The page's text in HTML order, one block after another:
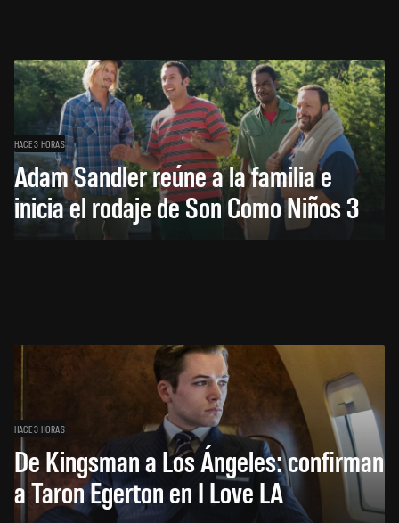
HACE 3 HORAS
Adam Sandler reúne a la familia e
inicia el rodaje de Son Como Niños 3
HACE 3 HORAS
De Kingsman a Los Ángeles: confirman
a Taron Egerton en I Love LA